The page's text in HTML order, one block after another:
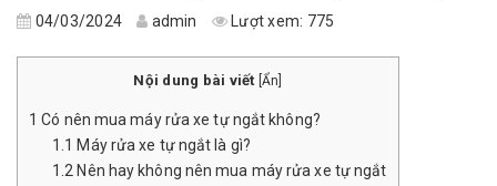
04/03/2024 admin Lượt xem: 775
Nội dung bài viết [Ẩn
1 Có nên mua máy rửa xe tự ngắt không?
1.1 Máy rửa xe tự ngắt là gì?
1.2 Nên hay không nên mua máy rửa xe tự ngắt